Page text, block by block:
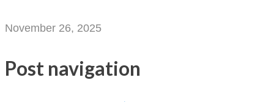
November 26, 2025
Post navigation